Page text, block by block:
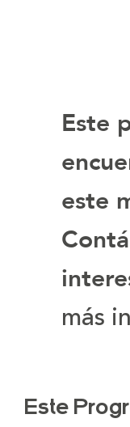
Este
este
más
Este